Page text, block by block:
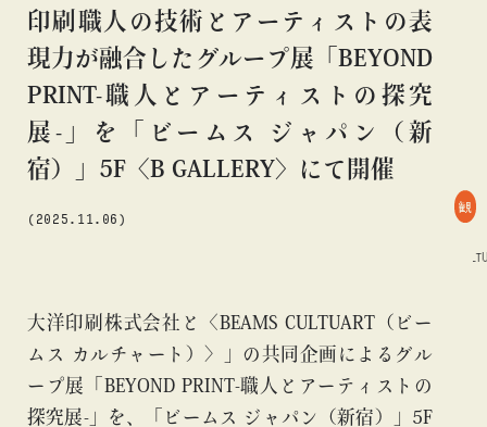
about
blog blog
#ライブ
#レコード #写真 #抽選販売 #漫画
#絵画
#美術館 #言葉 #連載 #音楽
印刷職人の技術とアーティストの表
現力が融合したグループ展「BEYOND
PRINT-職人とアーティストの探究
展-」を「ビームス ジャパン（新
宿）」5F〈B GALLERY〉にて開催
(2025.11.06)
大洋印刷株式会社と〈BEAMS CULTUART（ビー
ムス カルチャート）〉」の共同企画によるグル
ープ展「BEYOND PRINT-職人とアーティストの
探究展-」を、「ビームス ジャパン（新宿）」5F
観
#BEAMS